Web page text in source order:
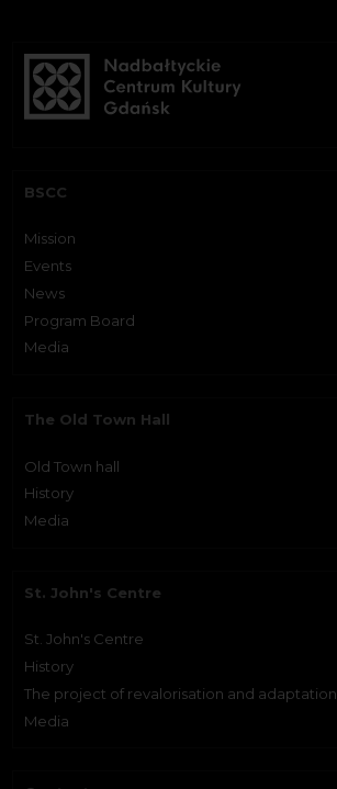
BSCC
Mission
Events
News
Program Board
Media
The Old Town Hall
Old Town hall
History
Media
St. John's Centre
St. John's Centre
History
The project of revalorisation and adaptation
Media